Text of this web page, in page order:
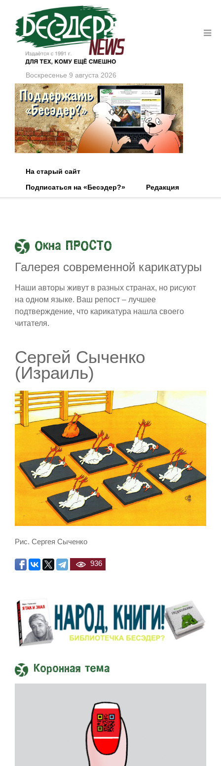
Воскресенье 9 августа 2026
На старый сайт
Подписаться на «Бесэдер?»
Редакция
Окна ПРОСТО
Галерея современной карикатуры
Наши авторы живут в разных странах, но рисуют
на одном языке. Ваш репост – лучшее
подтверждение, что карикатура нашла своего
читателя.
Сергей Сыченко
(Израиль)
Рис. Сергея Сыченко
936
Коронная тема